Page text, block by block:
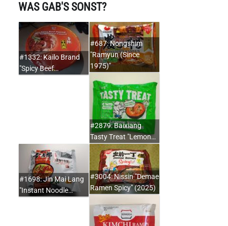
WAS GAB'S SONST?
#1332: Kailo Brand
"Spicy Beef…
#687: Nongshim
"Ramyun (Since
1975)"
#2879: Baixiang
Tasty Treat "Lemon…
#1698: Jin Mai Lang
"Instant Noodle…
#3004: Nissin "Demae
Ramen Spicy" (2025)